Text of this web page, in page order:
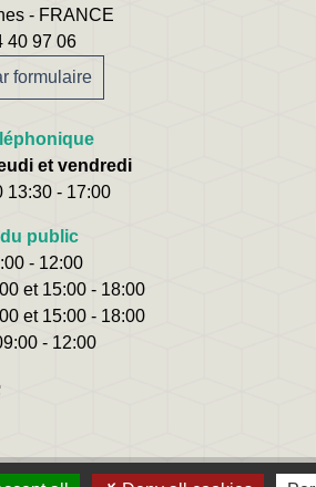
- FRANCE
40 97 06
formulaire
et vendredi
13:30 - 17:00
public
- 12:00
et 15:00 - 18:00
et 15:00 - 18:00
- 12:00